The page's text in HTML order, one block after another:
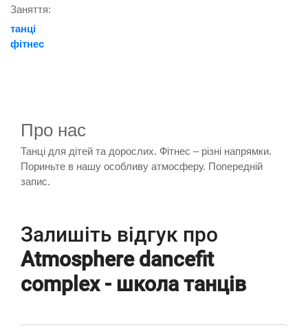
Заняття:
танці
фітнес
Про нас
Танці для дітей та дорослих. Фітнес – різні напрямки.
Пориньте в нашу особливу атмосферу. Попередній
запис.
Залишіть відгук про
Atmosphere dancefit
complex - школа танців